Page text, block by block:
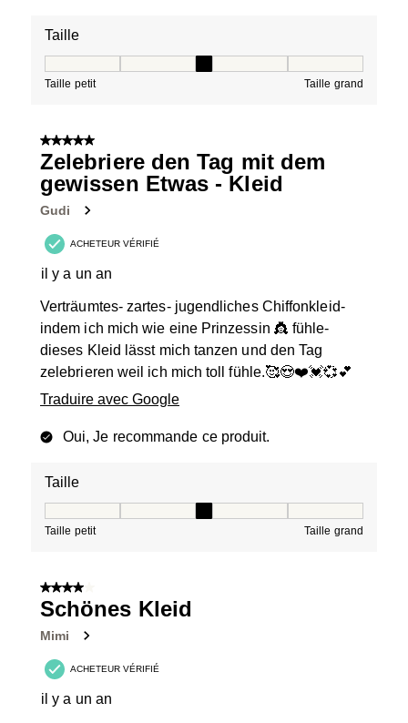
Taille
Taille petit Taille grand
5 sur 5 étoiles.
Zelebriere den Tag mit dem
gewissen Etwas - Kleid
Gudi
ACHETEUR VÉRIFIÉ
il y a un an
Verträumtes- zartes- jugendliches Chiffonkleid-
indem ich mich wie eine Prinzessin 👸 fühle-
dieses Kleid lässt mich tanzen und den Tag
zelebrieren weil ich mich toll fühle.🥰😍❤️💓💞💕
Traduire avec Google
Oui, Je recommande ce produit.
Taille
Taille petit Taille grand
4 sur 5 étoiles.
Schönes Kleid
Mimi
ACHETEUR VÉRIFIÉ
il y a un an